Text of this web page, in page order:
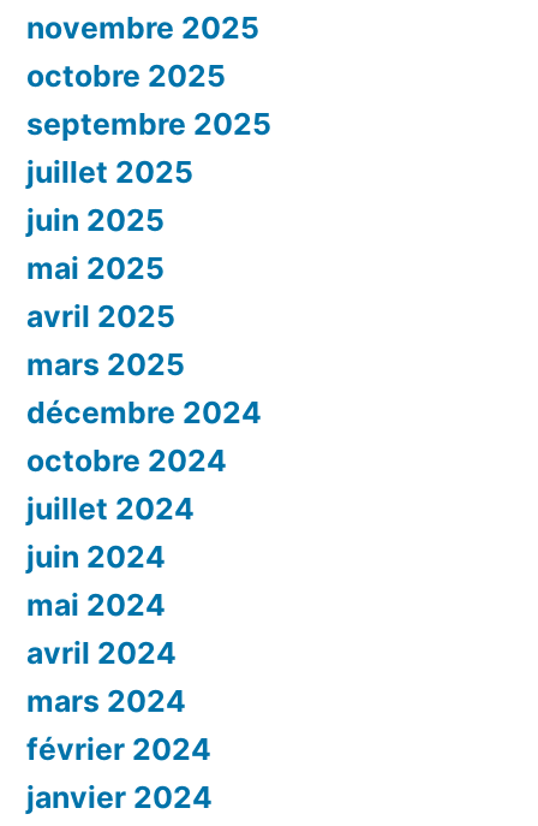
novembre 2025
octobre 2025
septembre 2025
juillet 2025
juin 2025
mai 2025
avril 2025
mars 2025
décembre 2024
octobre 2024
juillet 2024
juin 2024
mai 2024
avril 2024
mars 2024
février 2024
janvier 2024